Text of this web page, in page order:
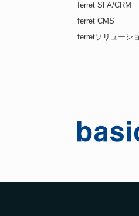
ferret SFA/CRM
ferret CMS
ferretソリューシ